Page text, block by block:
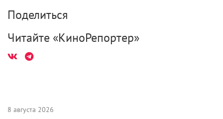
Поделиться
Читайте «КиноРепортер»
8 августа 2026